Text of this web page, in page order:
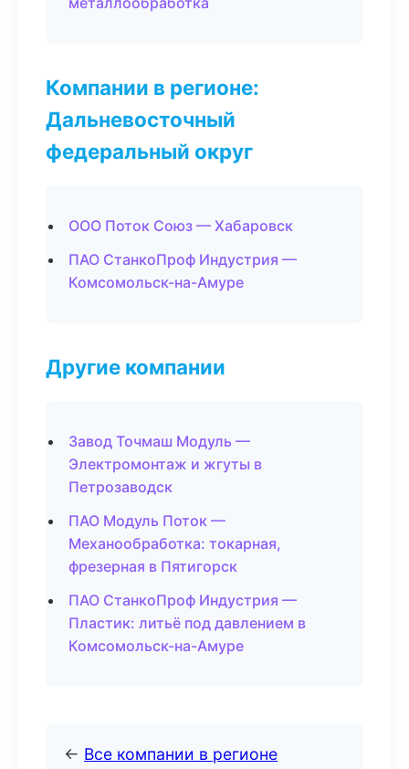
Компании в регионе:
Дальневосточный
федеральный округ
ООО Поток Союз — Хабаровск
ПАО СтанкоПроф Индустрия —
Комсомольск-на-Амуре
Другие компании
Завод Точмаш Модуль —
Электромонтаж и жгуты в
Петрозаводск
ПАО Модуль Поток —
Механообработка: токарная,
фрезерная в Пятигорск
ПАО СтанкоПроф Индустрия —
Пластик: литьё под давлением в
Комсомольск-на-Амуре
← Все компании в регионе